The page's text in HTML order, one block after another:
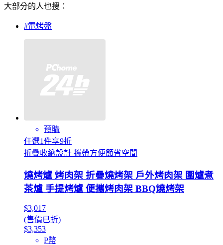
大部分的人也搜：
#電烤盤
預購
任選1件享9折
折疊收納設計 攜帶方便節省空間
燒烤爐 烤肉架 折疊燒烤架 戶外烤肉架 圍爐煮
茶爐 手提烤爐 便攜烤肉架 BBQ燒烤架
$3,017
(售價已折)
$3,353
P幣